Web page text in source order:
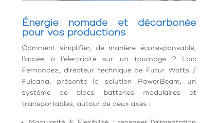
Énergie nomade et décarbonée
pour vos productions
Comment simplifier, de manière écoresponsable,
l’accès à l’électricité sur un tournage ? Loïc
Fernandez, directeur technique de Futur Watts /
Fulcana, présente la solution PowerBeam, un
système de blocs batteries modulaires et
transportables, autour de deux axes :